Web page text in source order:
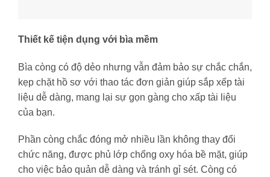
Thiết kế tiện dụng với bìa mềm
Bìa còng có độ dẻo nhưng vẫn đảm bảo sự chắc chắn,
kẹp chặt hồ sơ với thao tác đơn giản giúp sắp xếp tài
liệu dễ dàng, mang lại sự gọn gàng cho xấp tài liệu
của bạn.
Phần còng chắc đóng mở nhiều lần không thay đổi
chức năng, được phủ lớp chống oxy hóa bề mặt, giúp
cho việc bảo quản dễ dàng và tránh gỉ sét. Còng có